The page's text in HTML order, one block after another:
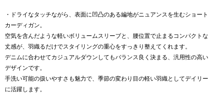
・ドライなタッチながら、表面に凹凸のある編地がニュアンスを生むショート
カーディガン。
空気を含んだような軽いボリュームスリーブと、腰位置で止まるコンパクトな
丈感が、羽織るだけでスタイリングの重心をすっきり整えてくれます。
デニムに合わせてカジュアルダウンしてもバランス良く決まる、汎用性の高い
デザインです。
手洗い可能の扱いやすさも魅力で、季節の変わり目の軽い羽織としてデイリー
に活躍します。